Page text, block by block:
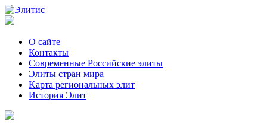
О сайте
Контакты
Современные Российские элиты
Элиты стран мира
Kартa региональных элит
История Элит